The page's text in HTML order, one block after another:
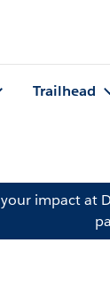
Trailhead
impact at